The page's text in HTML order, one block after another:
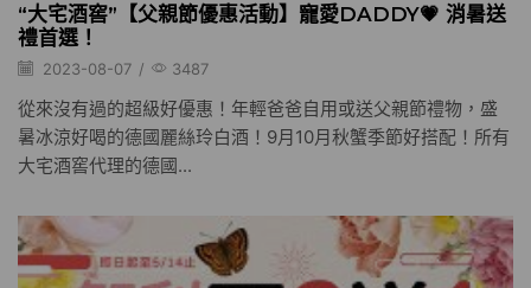
“大宅酒窖”【父親節優惠活動】寵愛DADDY💗 消暑送
禮首選！
2023-08-07 / 3487
從來沒有過的超級好優惠！年輕爸爸自用或送父親節禮物，盛
暑冰涼好喝的德國麗絲玲白酒！9月10月秋蟹季節好搭配！所有
大宅酒窖代理的德國...